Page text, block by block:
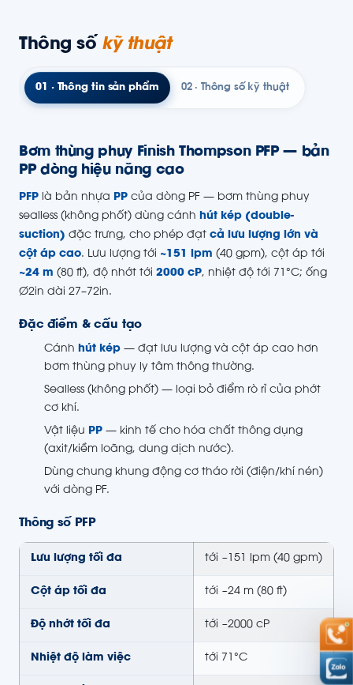
Thông số kỹ thuật
01 · Thông tin sản phẩm 02 · Thông số kỹ thuật
Bơm thùng phuy Finish Thompson PFP — bản
PP dòng hiệu năng cao
PFP là bản nhựa PP của dòng PF — bơm thùng phuy
sealless (không phốt) dùng cánh hút kép (double-
suction) đặc trưng, cho phép đạt cả lưu lượng lớn và
cột áp cao. Lưu lượng tới ~151 lpm (40 gpm), cột áp tới
~24 m (80 ft), độ nhớt tới 2000 cP, nhiệt độ tới 71°C; ống
Ø2in dài 27–72in.
Đặc điểm & cấu tạo
Cánh hút kép — đạt lưu lượng và cột áp cao hơn
bơm thùng phuy ly tâm thông thường.
Sealless (không phốt) — loại bỏ điểm rò rỉ của phớt
cơ khí.
Vật liệu PP — kinh tế cho hóa chất thông dụng
(axit/kiềm loãng, dung dịch nước).
Dùng chung khung động cơ tháo rời (điện/khí nén)
với dòng PF.
Thông số PFP
Lưu lượng tối đa tới ~151 lpm (40 gpm)
Cột áp tối đa tới ~24 m (80 ft)
Độ nhớt tối đa tới ~2000 cP
Nhiệt độ làm việc tới 71°C